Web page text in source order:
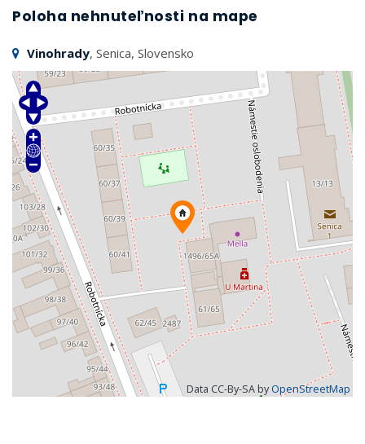
Poloha nehnuteľnosti na mape
Vinohrady, Senica, Slovensko
Data CC-By-SA by OpenStreetMap